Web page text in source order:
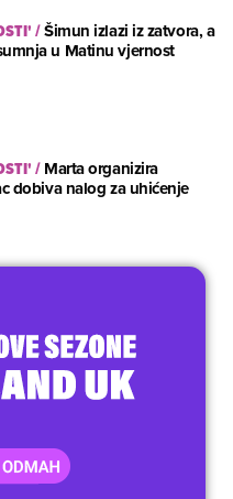
/Šimun izlazi iz zatvora, a
u Matinu vjernost
/Marta organizira
dobiva nalog za uhićenje